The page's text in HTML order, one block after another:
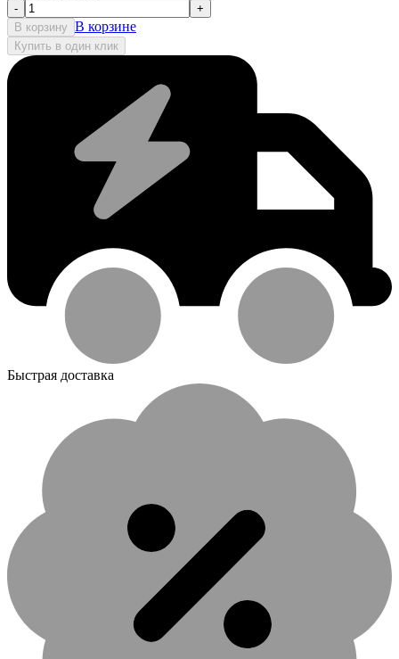
-
+
В корзину В корзине
Купить в один клик
Быстрая доставка